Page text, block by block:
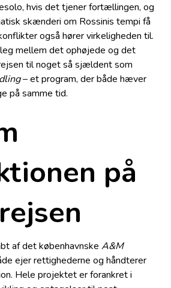
hvis det tjener fortællingen, og
skænderi om Rossinis tempi få
også hører virkeligheden til.
mellem det ophøjede og det
til noget så sjældent som
– et program, der både hæver
på samme tid.
på
af det københavnskeA&M
ejer rettighederne og håndterer
Hele projektet er forankret i